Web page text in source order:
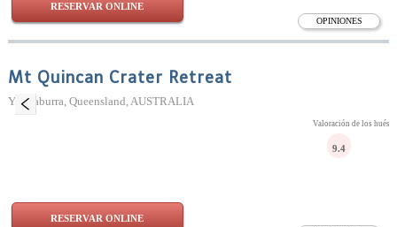
OPINIONES
RESERVAR ONLINE
Mt Quincan Crater Retreat
Yungaburra, Queensland, AUSTRALIA
Valoración de los
9.4
RESERVAR ONLINE